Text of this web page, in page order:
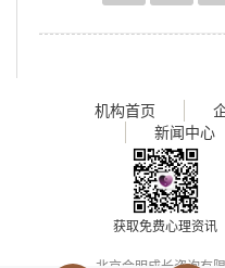
机构首页
新闻中心
获取免费心理资讯